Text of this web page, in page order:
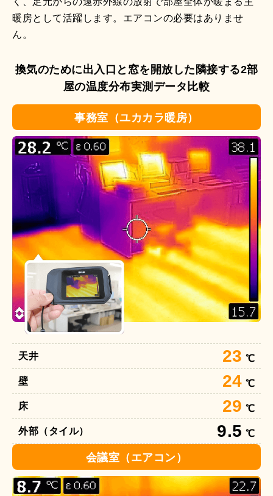
暖房として活躍します。エアコンの必要はありませ
ん。
換気のために出⼊⼝と窓を開放した隣接する2部
屋の温度分布実測データ⽐較
事務室（ユカカラ暖房）
天井 23 ℃
壁 24 ℃
床 29 ℃
外部（タイル） 9.5 ℃
会議室（エアコン）